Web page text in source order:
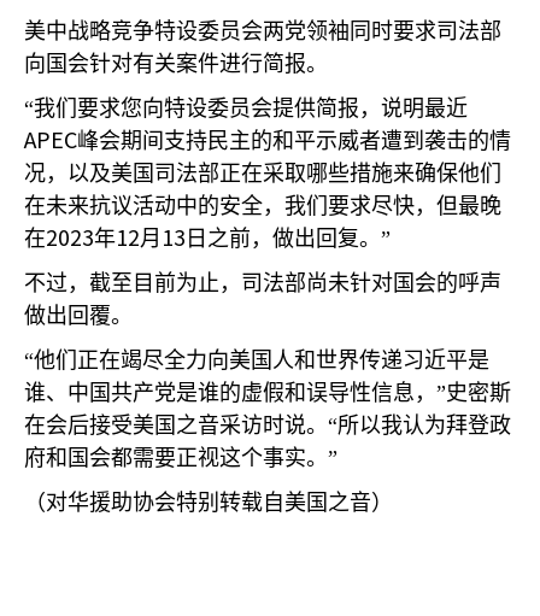
美中战略竞争特设委员会两党领袖同时要求司法部
向国会针对有关案件进行简报。
“我们要求您向特设委员会提供简报，说明最近
APEC峰会期间支持民主的和平示威者遭到袭击的情
况，以及美国司法部正在采取哪些措施来确保他们
在未来抗议活动中的安全，我们要求尽快，但最晚
在2023年12月 13 日之前，做出回复。”
不过，截至目前为止，司法部尚未针对国会的呼声
做出回覆。
“他们正在竭尽全力向美国人和世界传递习近平是
谁、中国共产党是谁的虚假和误导性信息，”史密斯
在会后接受美国之音采访时说。“所以我认为拜登政
府和国会都需要正视这个事实。”
（对华援助协会特别转载自美国之音）